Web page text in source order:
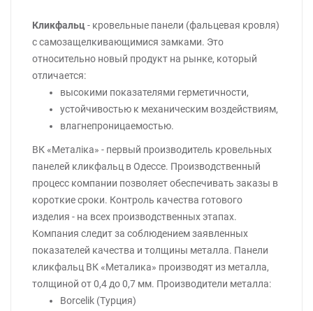
Кликфальц- кровельные панели (фальцевая кровля)
с самозащелкивающимися замками. Это
относительно новый продукт на рынке, который
отличается:
высокими показателями герметичности,
устойчивостью к механическим воздействиям,
влагнепроницаемостью.
ВК «Металіка» - первый производитель кровельных
панелей кликфальц в Одессе. Производственный
процесс компании позволяет обеспечивать заказы в
короткие сроки. Контроль качества готового
изделия - на всех производственных этапах.
Компания следит за соблюдением заявленных
показателей качества и толщины металла. Панели
кликфальц ВК «Металика» производят из металла,
толщиной от 0,4 до 0,7 мм. Производители металла:
Borcelik (Турция)